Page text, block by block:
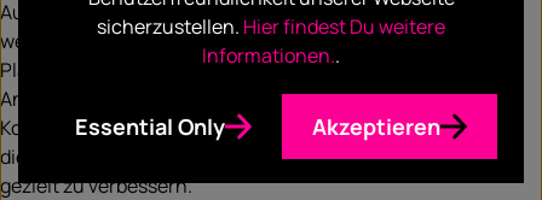
Austausch mit den Kunden. Die gewonnen Erkenntnisse
werden nicht nur für aktuelle, sondern auch für zukünftige
Planungsprozesse genutzt. Nur durch diese Evaluation und
Analyse des Erfolgs der gewählten
Kommunikationsmaßnahmen gewinnen wir Informationen,
die es uns ermöglichen, unsere Prozesse und Kampagnen
gezielt zu verbessern.
sicherzustellen. Hier findest Du weitere
Informationen..
Essential Only Akzeptieren